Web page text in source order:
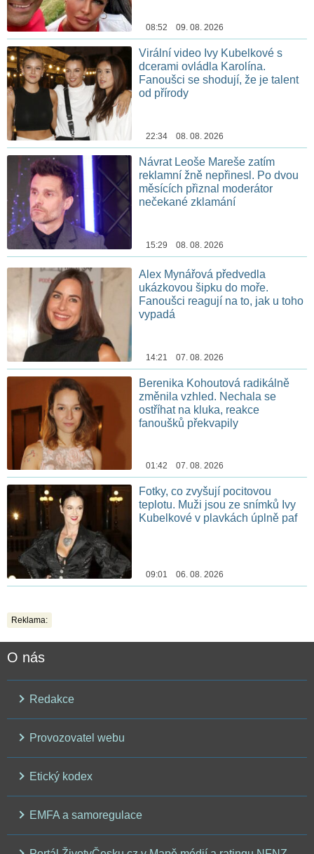
08:52 09. 08. 2026
Virální video Ivy Kubelkové s
dcerami ovládla Karolína.
Fanoušci se shodují, že je talent
od přírody
22:34 08. 08. 2026
Návrat Leoše Mareše zatím
reklamní žně nepřinesl. Po dvou
měsících přiznal moderátor
nečekané zklamání
15:29 08. 08. 2026
Alex Mynářová předvedla
ukázkovou šipku do moře.
Fanoušci reagují na to, jak u toho
vypadá
14:21 07. 08. 2026
Berenika Kohoutová radikálně
změnila vzhled. Nechala se
ostříhat na kluka, reakce
fanoušků překvapily
01:42 07. 08. 2026
Fotky, co zvyšují pocitovou
teplotu. Muži jsou ze snímků Ivy
Kubelkové v plavkách úplně paf
09:01 06. 08. 2026
Reklama:
O nás
Redakce
Provozovatel webu
Etický kodex
EMFA a samoregulace